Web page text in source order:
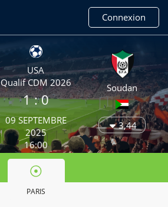
Connexion
USA
Qualif CDM 2026
1: 0
09 SEPTEMBRE
2025
16:00
Soudan
3,44
PARIS